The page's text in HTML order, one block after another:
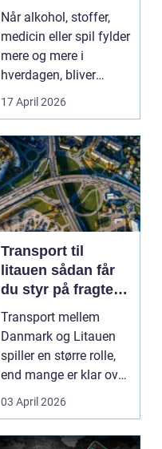
Når alkohol, stoffer,
medicin eller spil fylder
mere og mere i
hverdagen, bliver
grænsen...
17 April 2026
Transport til
litauen sådan får
du styr på fragten
til baltikum
Transport mellem
Danmark og Litauen
spiller en større rolle,
end mange er klar over.
Litauen er et n...
03 April 2026